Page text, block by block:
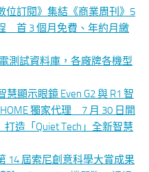
位訂閱》集結《商業周刊》5
首 3 個月免費、年約月繳
測試資料庫，各廠牌各機型
慧顯示眼鏡 Even G2 與 R1 智
獨家代理 7 月 30 日開
造「Quiet Tech」全新智慧
14 屆索尼創意科學大賞成果